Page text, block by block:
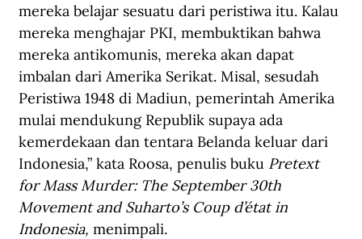
mereka belajar sesuatu dari peristiwa itu. Kalau
mereka menghajar PKI, membuktikan bahwa
mereka antikomunis, mereka akan dapat
imbalan dari Amerika Serikat. Misal, sesudah
Peristiwa 1948 di Madiun, pemerintah Amerika
mulai mendukung Republik supaya ada
kemerdekaan dan tentara Belanda keluar dari
Indonesia,” kata Roosa, penulis buku Pretext
for Mass Murder: The September 30th
Movement and Suharto’s Coup d’état in
Indonesia, menimpali.